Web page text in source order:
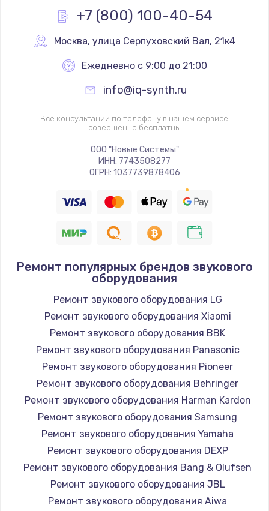
+7 (800) 100-40-54
Москва, улица Серпуховский Вал, 21к4
Ежедневно с 9:00 до 21:00
info@iq-synth.ru
Все консультации по телефону в нашем сервисе
совершенно бесплатны
ООО "Новые Системы"
ИНН: 7743508277
ОГРН: 1037739878406
Ремонт популярных брендов звукового
оборудования
Ремонт звукового оборудования LG
Ремонт звукового оборудования Xiaomi
Ремонт звукового оборудования BBK
Ремонт звукового оборудования Panasonic
Ремонт звукового оборудования Pioneer
Ремонт звукового оборудования Behringer
Ремонт звукового оборудования Harman Kardon
Ремонт звукового оборудования Samsung
Ремонт звукового оборудования Yamaha
Ремонт звукового оборудования DEXP
Ремонт звукового оборудования Bang & Olufsen
Ремонт звукового оборудования JBL
Ремонт звукового оборудования Aiwa